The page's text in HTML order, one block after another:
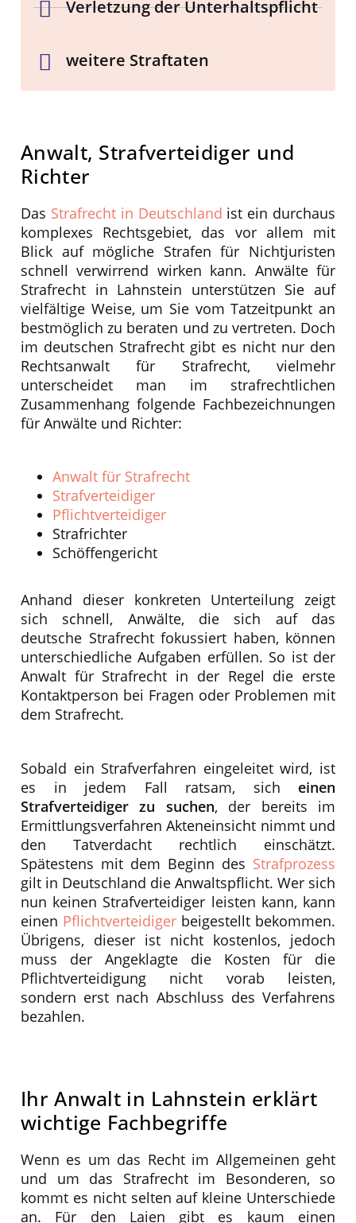
Verletzung der Unterhaltspflicht
weitere Straftaten
Anwalt, Strafverteidiger und
Richter
Das Strafrecht in Deutschland ist ein durchaus
komplexes Rechtsgebiet, das vor allem mit
Blick auf mögliche Strafen für Nichtjuristen
schnell verwirrend wirken kann. Anwälte für
Strafrecht in Lahnstein unterstützen Sie auf
vielfältige Weise, um Sie vom Tatzeitpunkt an
bestmöglich zu beraten und zu vertreten. Doch
im deutschen Strafrecht gibt es nicht nur den
Rechtsanwalt für Strafrecht, vielmehr
unterscheidet man im strafrechtlichen
Zusammenhang folgende Fachbezeichnungen
für Anwälte und Richter:
Anwalt für Strafrecht
Strafverteidiger
Pflichtverteidiger
Strafrichter
Schöffengericht
Anhand dieser konkreten Unterteilung zeigt
sich schnell, Anwälte, die sich auf das
deutsche Strafrecht fokussiert haben, können
unterschiedliche Aufgaben erfüllen. So ist der
Anwalt für Strafrecht in der Regel die erste
Kontaktperson bei Fragen oder Problemen mit
dem Strafrecht.
Sobald ein Strafverfahren eingeleitet wird, ist
es in jedem Fall ratsam, sich einen
Strafverteidiger zu suchen, der bereits im
Ermittlungsverfahren Akteneinsicht nimmt und
den Tatverdacht rechtlich einschätzt.
Spätestens mit dem Beginn des Strafprozess
gilt in Deutschland die Anwaltspflicht. Wer sich
nun keinen Strafverteidiger leisten kann, kann
einen Pflichtverteidiger beigestellt bekommen.
Übrigens, dieser ist nicht kostenlos, jedoch
muss der Angeklagte die Kosten für die
Pflichtverteidigung nicht vorab leisten,
sondern erst nach Abschluss des Verfahrens
bezahlen.
Ihr Anwalt in Lahnstein erklärt
wichtige Fachbegriffe
Wenn es um das Recht im Allgemeinen geht
und um das Strafrecht im Besonderen, so
kommt es nicht selten auf kleine Unterschiede
an. Für den Laien gibt es kaum einen